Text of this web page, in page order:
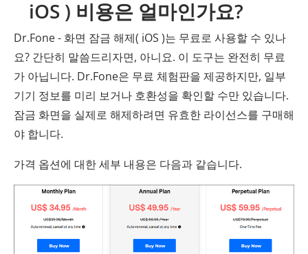
iOS ) 비용은 얼마인가요?
Dr.Fone - 화면 잠금 해제( iOS )는 무료로 사용할 수 있나
요? 간단히 말씀드리자면, 아니요. 이 도구는 완전히 무료
가 아닙니다. Dr.Fone은 무료 체험판을 제공하지만, 일부
기기 정보를 미리 보거나 호환성을 확인할 수만 있습니다.
잠금 화면을 실제로 해제하려면 유효한 라이선스를 구매해
야 합니다.
가격 옵션에 대한 세부 내용은 다음과 같습니다.